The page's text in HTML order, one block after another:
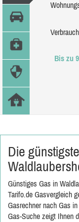
Bis zu
Die
Günstiges Gas in
Tarifo.de Gasvergleich
Gasrechner nach Gas
Gas-Suche zeigt Ihnen